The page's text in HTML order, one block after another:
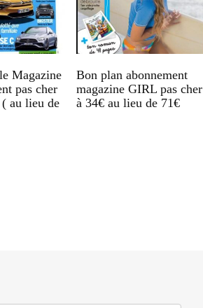
Magazine
pas cher
au lieu de
Bon plan abonnement
magazine GIRL pas cher
à 34€ au lieu de 71€